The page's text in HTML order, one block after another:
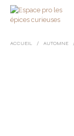
ACCUEIL / AUTOMNE